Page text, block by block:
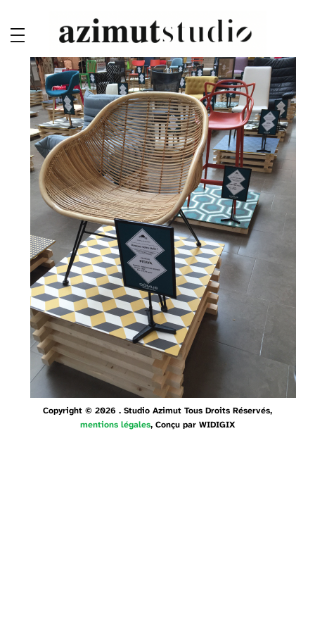
Copyright © 2026 . Studio Azimut Tous Droits Réservés,
mentions légales, Conçu par WIDIGIX